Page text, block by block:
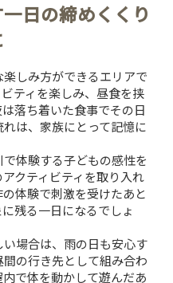
日の締めくくり
しみ方ができるエリアで
ティを楽しみ、昼食を挟
落ち着いた食事でその日
は、家族にとって記憶に
で体験する子どもの感性を
クティビティを取り入れ
体験で刺激を受けたあと
残る一日になるでしょ
場合は、 雨の日も安心す
間の行き先として組み合わ
で体を動かして遊んだあ